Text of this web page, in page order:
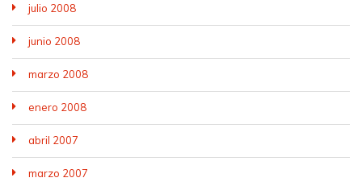
julio 2008
junio 2008
marzo 2008
enero 2008
abril 2007
marzo 2007